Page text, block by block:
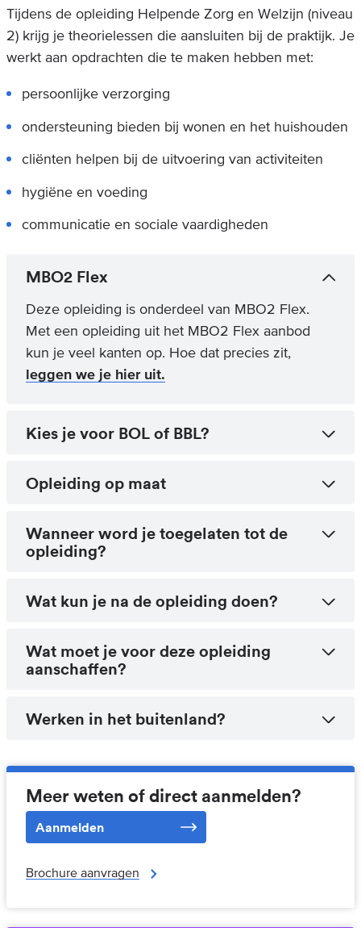
Tijdens de opleiding Helpende Zorg en Welzijn (niveau
2) krijg je theorielessen die aansluiten bij de praktijk. Je
werkt aan opdrachten die te maken hebben met:
persoonlijke verzorging
ondersteuning bieden bij wonen en het huishouden
cliënten helpen bij de uitvoering van activiteiten
hygiëne en voeding
communicatie en sociale vaardigheden
MBO2 Flex
Deze opleiding is onderdeel van MBO2 Flex.
Met een opleiding uit het MBO2 Flex aanbod
kun je veel kanten op. Hoe dat precies zit,
leggen we je hier uit.
Kies je voor BOL of BBL?
Opleiding op maat
Wanneer word je toegelaten tot de
opleiding?
Wat kun je na de opleiding doen?
Wat moet je voor deze opleiding
aanschaffen?
Werken in het buitenland?
Meer weten of direct aanmelden?
Aanmelden
Brochure aanvragen